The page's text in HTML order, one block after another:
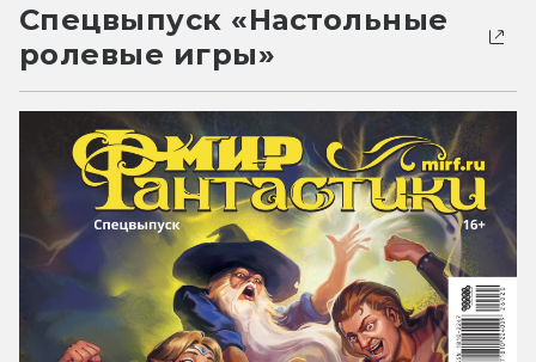
Спецвыпуск «Настольные
ролевые игры»